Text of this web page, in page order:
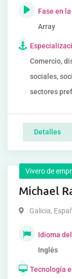
Fase en
Array
Comercio,
sociales,
sectores
Detalles
Vivero de
Michael
Galicia,
Idioma
Inglés
Tecnología